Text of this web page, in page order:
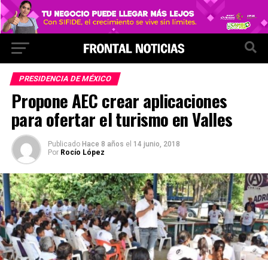
PRESIDENCIA DE MÉXICO
Propone AEC crear aplicaciones
para ofertar el turismo en Valles
Publicado Hace 8 años el 14 junio, 2018
Por Rocío López